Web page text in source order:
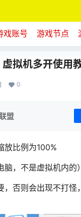
戏账号 游戏节点
虚拟机多开使用
0
盟
放比例为100%
脑，不是虚拟机内的）
，否则会出现不打怪